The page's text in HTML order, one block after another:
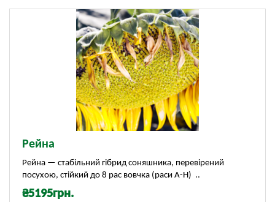
Рейна
Рейна — стабільний гібрид соняшника, перевірений
посухою, стійкий до 8 рас вовчка (раси А-Н) ..
₴5195грн.